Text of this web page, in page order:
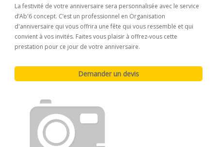
La festivité de votre anniversaire sera personnalisée avec le service
d’Ab'6 concept. C’est un professionnel en Organisation
d'anniversaire qui vous offrira une fête qui vous ressemble et qui
convient à vos invités. Faites vous plaisir à offrez-vous cette
prestation pour ce jour de votre anniversaire.